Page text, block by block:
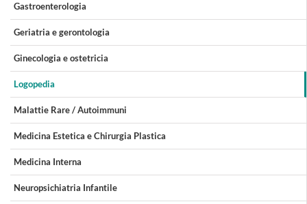
Gastroenterologia
Geriatria e gerontologia
Ginecologia e ostetricia
Logopedia
Malattie Rare / Autoimmuni
Medicina Estetica e Chirurgia Plastica
Medicina Interna
Neuropsichiatria Infantile